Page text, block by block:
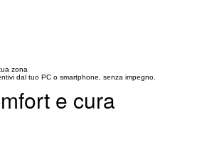
zona
dal tuo PC o smartphone, senza impegno.
e cura